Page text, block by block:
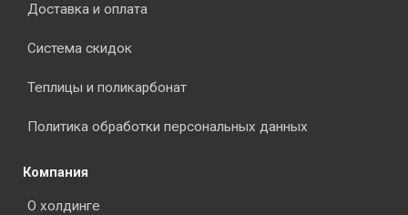
Доставка и оплата
Система скидок
Теплицы и поликарбонат
Политика обработки персональных данных
Компания
О холдинге